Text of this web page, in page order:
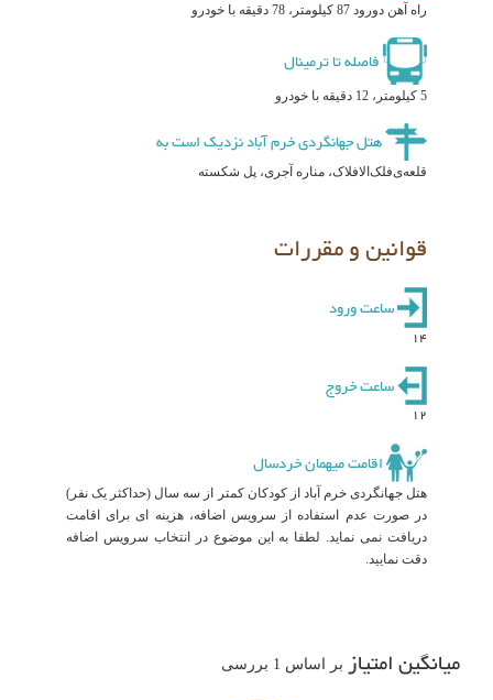
راه آهن دورود 87 کیلومتر، 78 دقیقه با خودرو
فاصله تا ترمینال
5 کیلومتر، 12 دقیقه با خودرو
هتل جهانگردی خرم آباد نزدیک است به
قلعه‌ی‌فلک‌الافلاک، مناره آجری، پل شکسته
قوانین و مقررات
ساعت ورود
14
ساعت خروج
12
اقامت میهمان خردسال
هتل جهانگردی خرم آباد از کودکان کمتر از سه سال (حداکثر یک نفر)
در صورت عدم استفاده از سرویس اضافه، هزینه ای برای اقامت
دریافت نمی نماید. لطفا به این موضوع در انتخاب سرویس اضافه
دقت نمایید.
میانگین امتیاز بر اساس 1 بررسی